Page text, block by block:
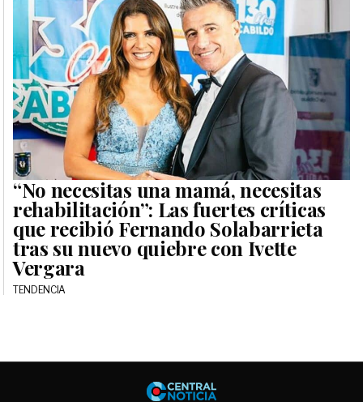
“No necesitas una mamá, necesitas
rehabilitación”: Las fuertes críticas
que recibió Fernando Solabarrieta
tras su nuevo quiebre con Ivette
Vergara
TENDENCIA